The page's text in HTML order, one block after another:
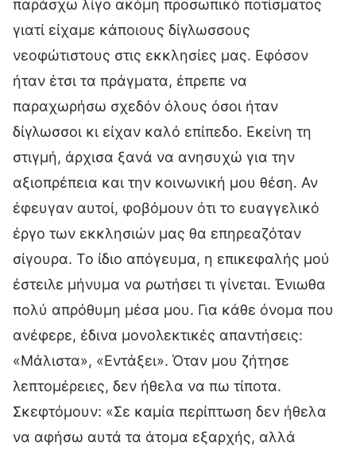
παράσχω λίγο ακόμη προσωπικό ποτίσματος
γιατί είχαμε κάποιους δίγλωσσους
νεοφώτιστους στις εκκλησίες μας. Εφόσον
ήταν έτσι τα πράγματα, έπρεπε να
παραχωρήσω σχεδόν όλους όσοι ήταν
δίγλωσσοι κι είχαν καλό επίπεδο. Εκείνη τη
στιγμή, άρχισα ξανά να ανησυχώ για την
αξιοπρέπεια και την κοινωνική μου θέση. Αν
έφευγαν αυτοί, φοβόμουν ότι το ευαγγελικό
έργο των εκκλησιών μας θα επηρεαζόταν
σίγουρα. Το ίδιο απόγευμα, η επικεφαλής μού
έστειλε μήνυμα να ρωτήσει τι γίνεται. Ένιωθα
πολύ απρόθυμη μέσα μου. Για κάθε όνομα που
ανέφερε, έδινα μονολεκτικές απαντήσεις:
«Μάλιστα», «Εντάξει». Όταν μου ζήτησε
λεπτομέρειες, δεν ήθελα να πω τίποτα.
Σκεφτόμουν: «Σε καμία περίπτωση δεν ήθελα
να αφήσω αυτά τα άτομα εξαρχής, αλλά